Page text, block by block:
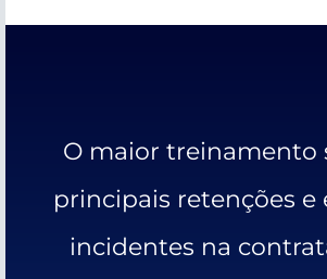
O maior treinamento
principais retenções e
incidentes na